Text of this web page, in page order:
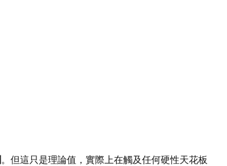
。但這只是理論值，實際上在觸及任何硬性天花板